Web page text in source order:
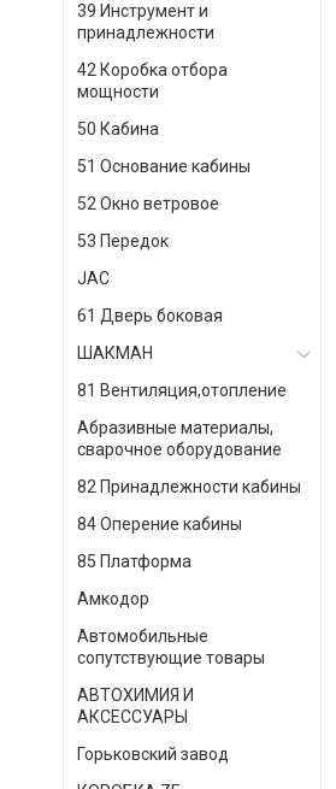
39 Инструмент и
принадлежности
42 Коробка отбора
мощности
50 Кабина
51 Основание кабины
52 Окно ветровое
53 Передок
JAC
61 Дверь боковая
ШАКМАН
81 Вентиляция,отопление
Абразивные материалы,
сварочное оборудование
82 Принадлежности кабины
84 Оперение кабины
85 Платформа
Амкодор
Автомобильные
сопутствующие товары
АВТОХИМИЯ И
АКСЕССУАРЫ
Горьковский завод
Синхронизатор 1/2 КПП ZF 16S
151 полный комплект
(ан.1312298911) / TECNARI
Артикул:T3001911
42 256,00